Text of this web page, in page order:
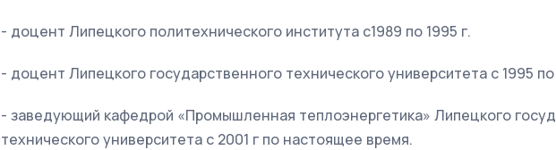
- доцент Липецкого политехнического института с1989 по 1995 г.
- доцент Липецкого государственного технического университета с 1995 по
- заведующий кафедрой «Промышленная теплоэнергетика» Липецкого
технического университета с 2001 г по настоящее время.